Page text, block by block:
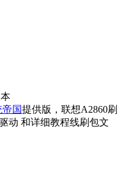
帝国提供版，联想A2860刷
动 和详细教程线刷包文